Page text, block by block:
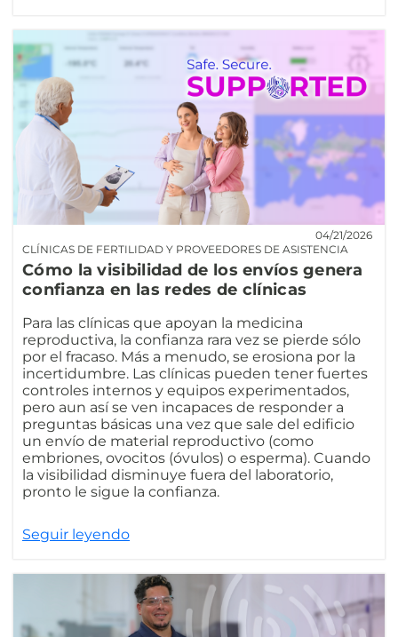
CLÍNICAS DE FERTILIDAD Y PROVEEDORES DE ASISTENCIA
04/21/2026
Cómo la visibilidad de los envíos genera
confianza en las redes de clínicas
Para las clínicas que apoyan la medicina
reproductiva, la confianza rara vez se pierde sólo
por el fracaso. Más a menudo, se erosiona por la
incertidumbre. Las clínicas pueden tener fuertes
controles internos y equipos experimentados,
pero aun así se ven incapaces de responder a
preguntas básicas una vez que sale del edificio
un envío de material reproductivo (como
embriones, ovocitos (óvulos) o esperma). Cuando
la visibilidad disminuye fuera del laboratorio,
pronto le sigue la confianza.
Seguir leyendo